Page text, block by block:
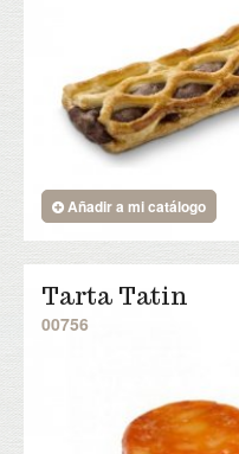
Añadir a mi catálogo
Tarta Tatin
00756